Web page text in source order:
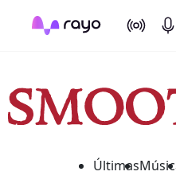
On Air
Últimas